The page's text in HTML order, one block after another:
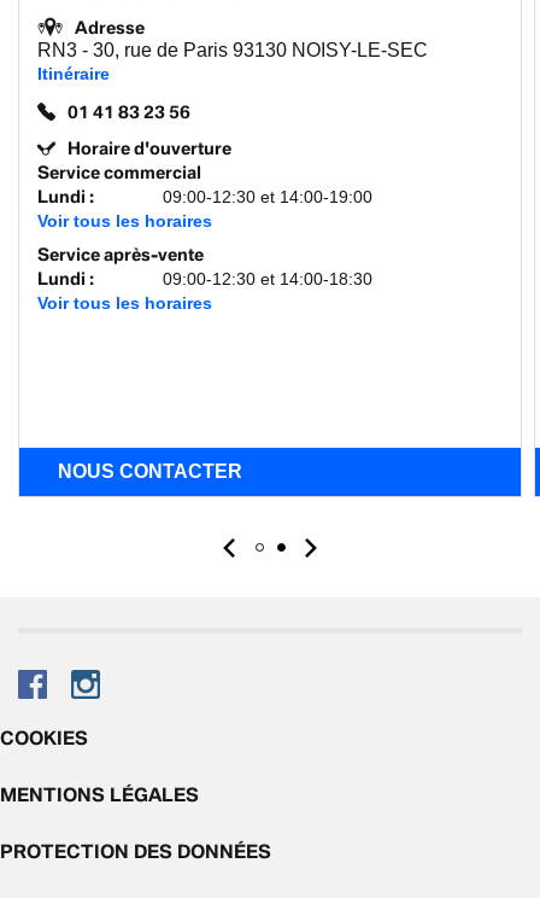
Adresse
RN3 - 30, rue de Paris 93130 NOISY-LE-SEC
Itinéraire
01 41 83 23 56
Horaire d'ouverture
Service commercial
Lundi :
09:00-12:30 et 14:00-19:00
Voir tous les horaires
Service après-vente
Lundi :
09:00-12:30 et 14:00-18:30
Voir tous les horaires
NOUS CONTACTER
COOKIES
MENTIONS LÉGALES
PROTECTION DES DONNÉES